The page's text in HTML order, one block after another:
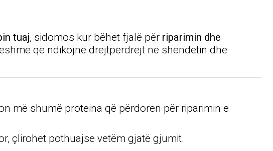
tuaj, sidomos kur bëhet fjalë për riparimin dhe
që ndikojnë drejtpërdrejt në shëndetin dhe
më shumë proteina që përdoren për riparimin e
çlirohet pothuajse vetëm gjatë gjumit.